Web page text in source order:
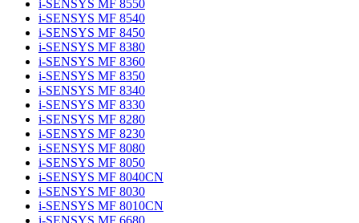
i-SENSYS MF 8550
i-SENSYS MF 8540
i-SENSYS MF 8450
i-SENSYS MF 8380
i-SENSYS MF 8360
i-SENSYS MF 8350
i-SENSYS MF 8340
i-SENSYS MF 8330
i-SENSYS MF 8280
i-SENSYS MF 8230
i-SENSYS MF 8080
i-SENSYS MF 8050
i-SENSYS MF 8040CN
i-SENSYS MF 8030
i-SENSYS MF 8010CN
i-SENSYS MF 6680